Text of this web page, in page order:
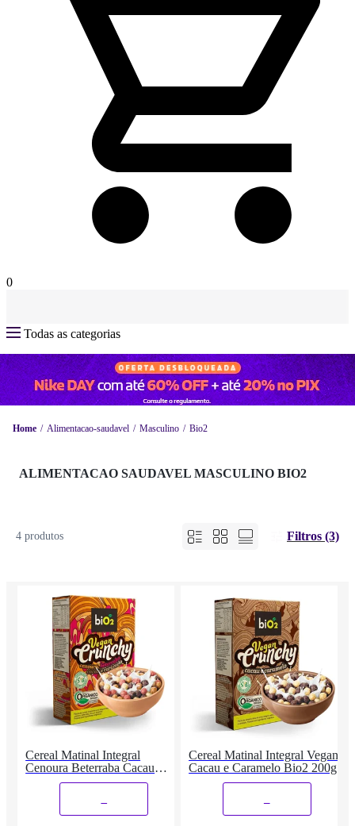
0
Todas as categorias
Home Alimentacao-saudavel Masculino Bio2
ALIMENTACAO SAUDAVEL MASCULINO BIO2
4 produtos Filtros (3)
Cereal Matinal Integral
Cenoura Beterraba Cacau
Bio2 200g
Cereal Matinal Integral Vegano
Cacau e Caramelo Bio2 200g